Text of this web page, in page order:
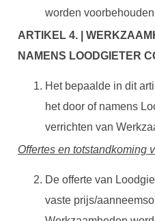
worden
ARTIKEL 4. |
NAMENS LOODGIETER
Het bepaalde in dit
het door of namens
verrichten van
Offertes en totstandkoming
De offerte van
vaste prijs/